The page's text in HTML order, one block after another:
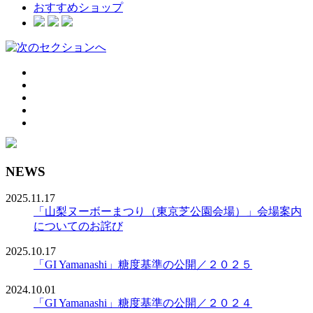
おすすめショップ
NEWS
2025.11.17
「山梨ヌーボーまつり（東京芝公園会場）」会場案内
についてのお詫び
2025.10.17
「GI Yamanashi」糖度基準の公開／２０２５
2024.10.01
「GI Yamanashi」糖度基準の公開／２０２４